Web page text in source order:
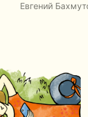
Евгений